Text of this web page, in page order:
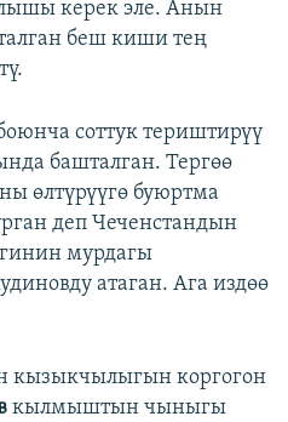
керек эле. Анын
беш киши тең
соттук териштирүү
башталган. Тергөө
өлтүрүүгө буюртма
деп Чеченстандын
мурдагы
атаган. Ага издөө
кызыкчылыгын коргогон
кылмыштын чыныгы